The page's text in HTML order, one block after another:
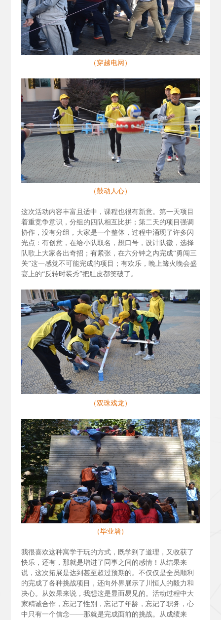
（穿越电网）
（鼓动人心）
这次活动内容丰富且适中，课程也很有新意。第一天项目
着重竞争意识，分组的四队相互比拼；第二天的项目强调
协作，没有分组，大家是一个整体，过程中涌现了许多闪
光点：有创意，在给小队取名，想口号，设计队徽，选择
队歌上大家各出奇招；有紧张，在六分钟之内完成“勇闯三
关”这一感觉不可能完成的项目；有欢乐，晚上篝火晚会盛
宴上的“反转时装秀”把肚皮都笑破了。
（双珠戏龙）
（毕业墙）
我很喜欢这种寓学于玩的方式，既学到了道理，又收获了
快乐，还有，那就是增进了同事之间的感情！从结果来
说，这次拓展是达到甚至超过预期的。不仅仅是全员顺利
的完成了各种挑战项目，还向外界展示了川恒人的毅力和
决心。从效果来说，我想这是显而易见的。活动过程中大
家精诚合作，忘记了性别，忘记了年龄，忘记了职务，心
中只有一个信念——那就是完成面前的挑战。从成绩来